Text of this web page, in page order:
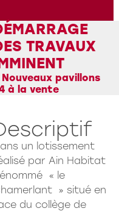
TRAVAUX
Nouveaux pavillons
à la vente
un lotissement
par Ain Habitat
« le
» situé en
du collège de